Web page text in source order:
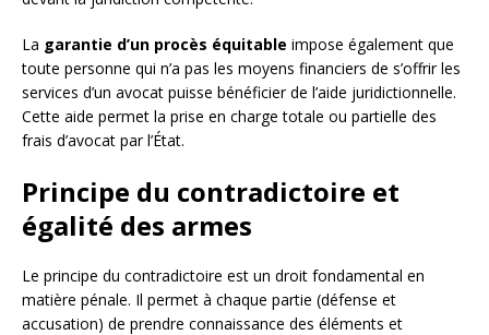
La garantie d’un procès équitable impose également que
toute personne qui n’a pas les moyens financiers de s’offrir les
services d’un avocat puisse bénéficier de l’aide juridictionnelle.
Cette aide permet la prise en charge totale ou partielle des
frais d’avocat par l’État.
Principe du contradictoire et
égalité des armes
Le principe du contradictoire est un droit fondamental en
matière pénale. Il permet à chaque partie (défense et
accusation) de prendre connaissance des éléments et